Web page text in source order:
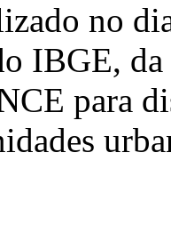
no
IBGE,
para